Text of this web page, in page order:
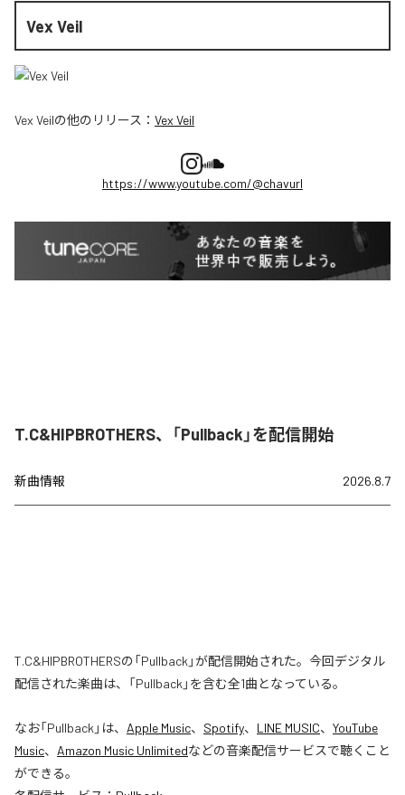
Vex Veil
Vex Veilの他のリリース： Vex Veil
https://www.youtube.com/@chavurl
T.C&HIPBROTHERS、「Pullback」を配信開始
新曲情報 2026.8.7
T.C&HIPBROTHERSの「Pullback」が配信開始された。今回デジタル
配信された楽曲は、「Pullback」を含む全1曲となっている。
なお「Pullback 」は、 Apple Music、 Spotify、 LINE MUSIC、 YouTube
Music、 Amazon Music Unlimitedなどの音楽配信サービスで聴くこと
ができる。